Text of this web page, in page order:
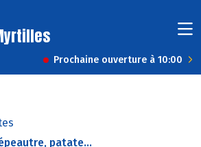
Prochaine ouverture à 10:00
patate...